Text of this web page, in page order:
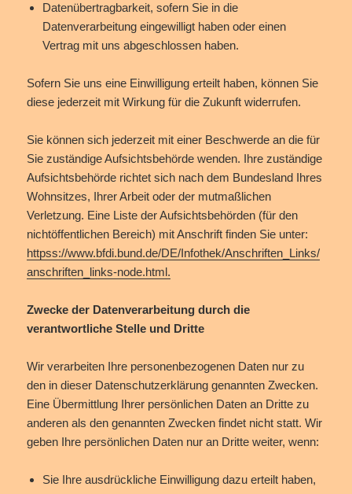
Datenübertragbarkeit, sofern Sie in die
Datenverarbeitung eingewilligt haben oder einen
Vertrag mit uns abgeschlossen haben.
Sofern Sie uns eine Einwilligung erteilt haben, können Sie
diese jederzeit mit Wirkung für die Zukunft widerrufen.
Sie können sich jederzeit mit einer Beschwerde an die für
Sie zuständige Aufsichtsbehörde wenden. Ihre zuständige
Aufsichtsbehörde richtet sich nach dem Bundesland Ihres
Wohnsitzes, Ihrer Arbeit oder der mutmaßlichen
Verletzung. Eine Liste der Aufsichtsbehörden (für den
nichtöffentlichen Bereich) mit Anschrift finden Sie unter:
httpss://www.bfdi.bund.de/DE/Infothek/Anschriften_Links/
anschriften_links-node.html.
Zwecke der Datenverarbeitung durch die
verantwortliche Stelle und Dritte
Wir verarbeiten Ihre personenbezogenen Daten nur zu
den in dieser Datenschutzerklärung genannten Zwecken.
Eine Übermittlung Ihrer persönlichen Daten an Dritte zu
anderen als den genannten Zwecken findet nicht statt. Wir
geben Ihre persönlichen Daten nur an Dritte weiter, wenn:
Sie Ihre ausdrückliche Einwilligung dazu erteilt haben,